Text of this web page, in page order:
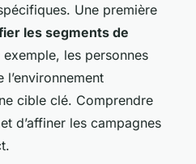
Une première
les segments de
les personnes
l’environnement
cible clé. Comprendre
d’affiner les campagnes